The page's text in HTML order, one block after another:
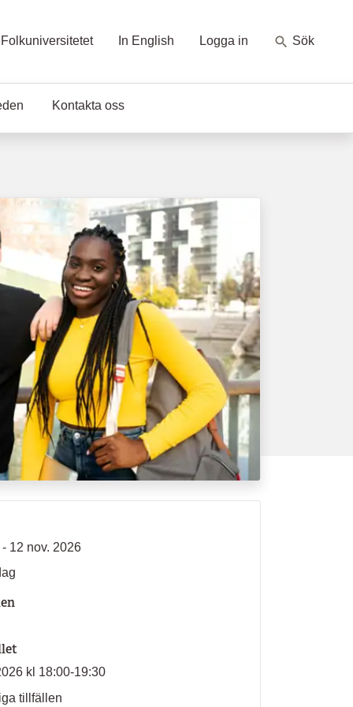
In English Logga in Sök
Kontakta oss
12 nov. 2026
kl 18:00-19:30
tillfällen